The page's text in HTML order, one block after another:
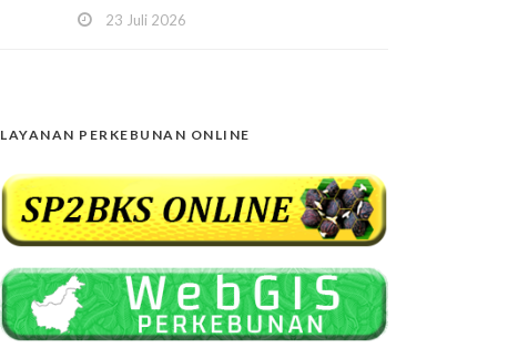
23 Juli 2026
LAYANAN PERKEBUNAN ONLINE